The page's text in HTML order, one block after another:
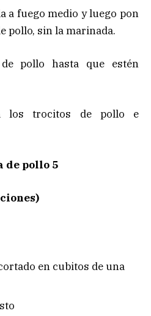
a fuego medio y luego pon
pollo, sin la marinada.
pollo hasta que estén
los trocitos de pollo e
de pollo 5
en cubitos de una